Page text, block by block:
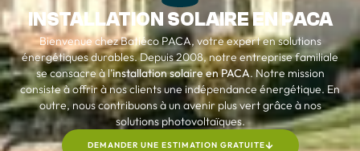
INSTALLATION SOLAIRE EN PACA
Bienvenue chez Batiéco PACA, votre expert en solutions
énergétiques durables. Depuis 2008, notre entreprise familiale
se consacre à l’installation solaire en PACA. Notre mission
consiste à offrir à nos clients une indépendance énergétique. En
outre, nous contribuons à un avenir plus vert grâce à nos
solutions photovoltaïques.
DEMANDER UNE ESTIMATION GRATUITE